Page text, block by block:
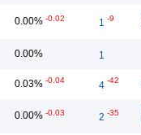
0.00% -0.02 1 -9
0.00% 1
0.03% -0.04 4 -42
0.00% -0.03 2 -35